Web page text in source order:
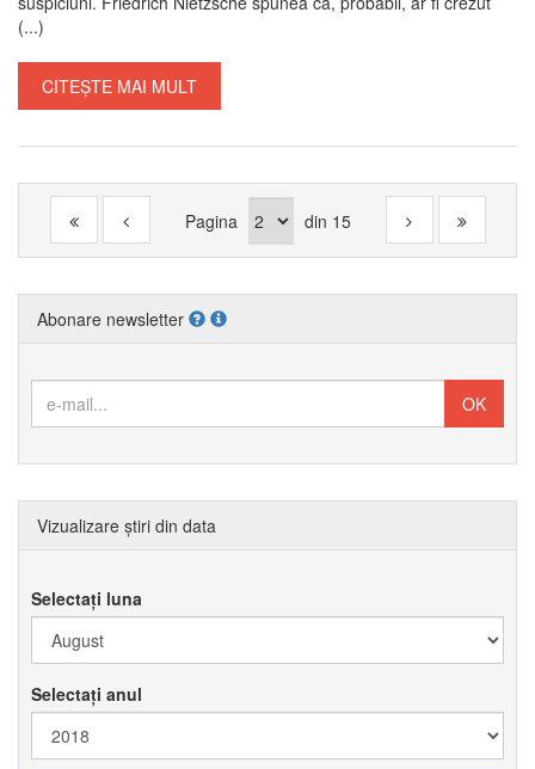
(...)
CITEȘTE MAI MULT
Pagina din 15
Abonare newsletter
Vizualizare știri din data
Selectați luna
Selectați anul